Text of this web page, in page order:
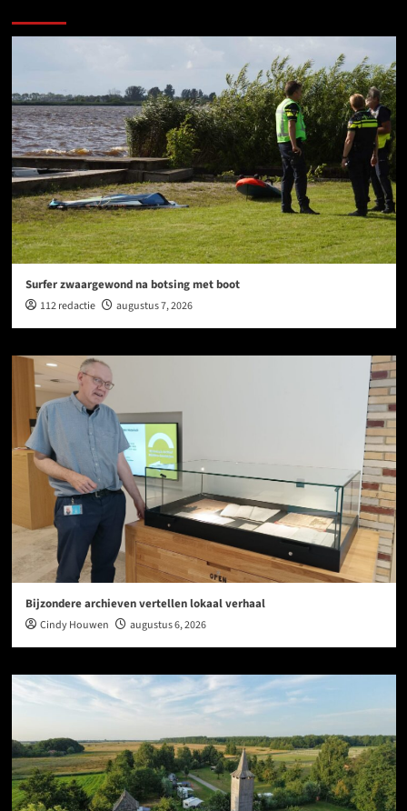
Surfer zwaargewond na botsing met boot
112 redactie augustus 7, 2026
Bijzondere archieven vertellen lokaal verhaal
Cindy Houwen augustus 6, 2026